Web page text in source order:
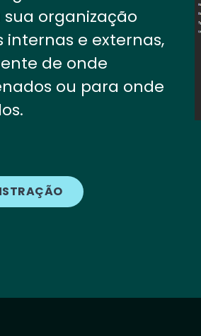
organização
e externas,
de onde
ou para onde